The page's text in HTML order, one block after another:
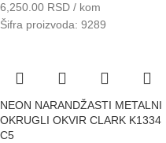
6,250.00 RSD / kom
Šifra proizvoda: 9289
NEON NARANDŽASTI METALNI
OKRUGLI OKVIR CLARK K1334
C5